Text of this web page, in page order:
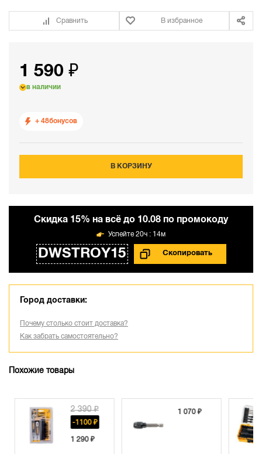
Сравнить В избранное
1 590 ₽
в наличии
+ 48бонусов
В КОРЗИНУ
Cкидка 15% на всё до 10.08 по промокоду
DWSTROY15
20ч : 14м
Город доставки:
Почему столько стоит доставка?
Как забрать самостоятельно?
Похожие товары
2 390 ₽
-1100 ₽
1 290 ₽
1 070 ₽